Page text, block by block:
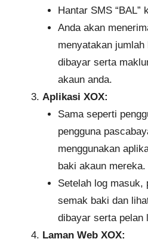
Hantar SMS “BAL”
Anda akan
menyatakan
dibayar serta
akaun anda.
Aplikasi XOX:
Sama seperti
pengguna
menggunakan
baki akaun mereka.
Setelah log masuk,
semak baki dan
dibayar serta pelan
Laman Web XOX: